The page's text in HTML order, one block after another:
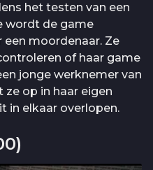
het testen van een
wordt de game
moordenaar. Ze
of haar game
jonge werknemer van
op in haar eigen
in elkaar overlopen.